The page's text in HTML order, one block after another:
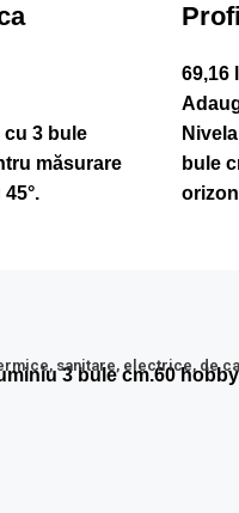
cu 3 bule
măsurare
69,16
bule
sanitare, electrice, de